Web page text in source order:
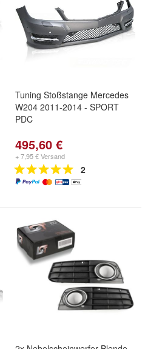
Tuning Stoßstange Mercedes
W204 2011-2014 - SPORT
PDC
495,60 €
+ 7,95 € Versand
2